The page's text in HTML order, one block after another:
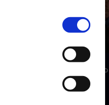
Nyligt tilføjet
En sag for